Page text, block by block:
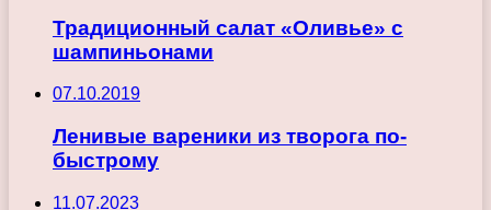
Традиционный салат «Оливье» с
шампиньонами
07.10.2019
Ленивые вареники из творога по-
быстрому
11.07.2023